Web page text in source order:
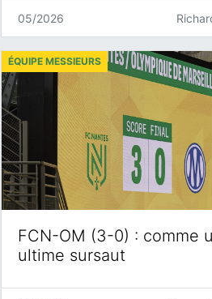
05/2026
FCN-OM (3-0) : comme
ultime sursaut
ÉQUIPE MESSIEURS